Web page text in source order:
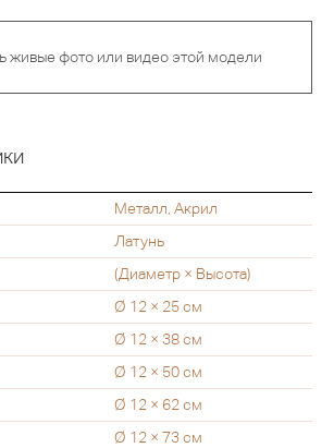
живые фото или видео этой модели
Металл, Акрил
Латунь
(Диаметр × Высота)
Ø 12 × 25 см
Ø 12 × 38 см
Ø 12 × 50 см
Ø 12 × 62 см
Ø 12 × 73 см